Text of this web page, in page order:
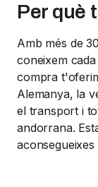
Per què
Amb més de
coneixem
compra
Alemanya, la
el transport i
andorrana.